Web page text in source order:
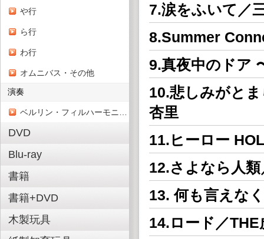
や行
ら行
わ行
オムニバス・その他
演奏
DVD
Blu-ray
書籍
書籍+DVD
木製玩具
7.涙をふいて／
8.Summer
9.真夜中のドア
10.悲しみがと
杏里
11.ヒーロー
12.さよなら人
13. 何も言えな
14.ロード／